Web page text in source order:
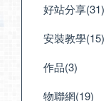
好站分享(31)
安裝教學(15)
作品(3)
物聯網(19)